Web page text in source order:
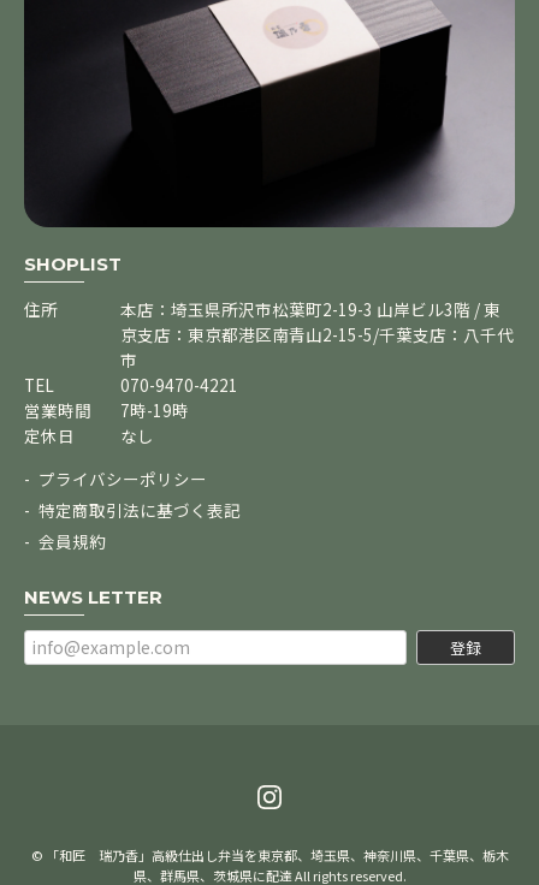
SHOPLIST
住所
本店：埼玉県所沢市松葉町2-19-3 山岸ビル3階 / 東
京支店：東京都港区南青山2-15-5/千葉支店：八千代
市
TEL
070-9470-4221
営業時間
7時-19時
定休日
なし
プライバシーポリシー
特定商取引法に基づく表記
会員規約
NEWS LETTER
登録
© 「和匠 瑞乃香」高級仕出し弁当を東京都、埼玉県、神奈川県、千葉県、栃木
県、群馬県、茨城県に配達 All rights reserved.